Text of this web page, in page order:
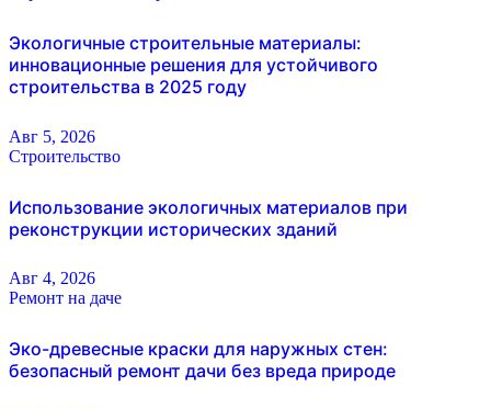
Экологичные строительные материалы:
инновационные решения для устойчивого
строительства в 2025 году
Авг 5, 2026
Строительство
Использование экологичных материалов при
реконструкции исторических зданий
Авг 4, 2026
Ремонт на даче
Эко-древесные краски для наружных стен:
безопасный ремонт дачи без вреда природе